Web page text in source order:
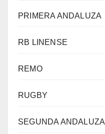
PRIMERA ANDALUZA
RB LINENSE
REMO
RUGBY
SEGUNDA ANDALUZA